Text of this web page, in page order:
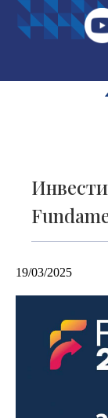
19/03/2025